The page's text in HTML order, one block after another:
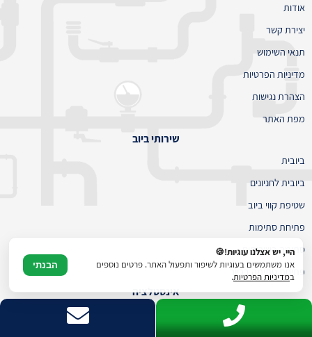
אודות
יצירת קשר
תנאי השימוש
מדיניות הפרטיות
הצהרת נגישות
מפת האתר
שירותי ביוב
ביובית
ביובית לחניונים
שטיפת קווי ביוב
פתיחת סתימות
סתימה בשירותים
פתיחת סתימה בכיור
אינסטלציה
היי, יש אצלנו עוגיות!🍪
אנו משתמשים בעוגיות לשיפור ותפעול האתר. פרטים נוספים
במדיניות הפרטיות.
הבנתי